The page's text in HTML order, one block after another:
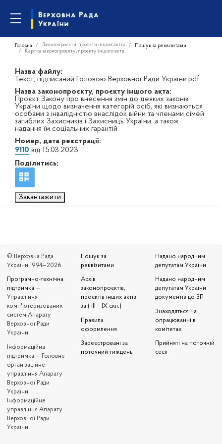
Головна Законопроєкти, проєкти інших актів
Пошук за реквізитами
Картка законопроєкту, проєкту іншого акта
Назва файлу:
Текст, підписаний Головою Верховної Ради України.pdf
Назва законопроєкту, проєкту іншого акта:
Проєкт Закону про внесення змін до деяких законів
України щодо визначення категорій осіб, які визнаються
особами з інвалідністю внаслідок війни та членами сімей
загиблих Захисників і Захисниць України, а також
надання їм соціальних гарантій
Номер, дата реєстрації:
9110 від 15.03.2023
Поділитись:
Завантажити
© Верховна Рада
України 1994—2026
Програмно-технічна
підтримка —
Управління
комп'ютеризованих
систем Апарату
Верховної Ради
України
Iнформаційна
підтримка — Головне
організаційне
управління Апарату
Верховної Ради
України,
Інформаційне
управління Апарату
Верховної Ради
України
Пошук за
реквізитами
Архів
законопроєктів,
проєктів інших актів
за ( III – IX скл.)
Правила
оформлення
Зареєстровані за
поточний тиждень
Надано народним
депутатам України
Надано народним
депутатам України
документів до ЗП
Знаходяться на
опрацюванні в
комітетах
Прийняті на поточній
сесії